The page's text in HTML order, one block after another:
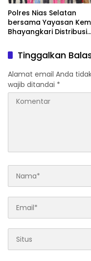
Polres Nias Selatan
bersama Yayasan
Bhayangkari Distribusi
Gomo Yayasan Kemala
Bhayangkari di Wilayah
Kecamatan Gomo
Kabupaten Nias
Tinggalkan
Alamat email Anda
wajib ditandai *